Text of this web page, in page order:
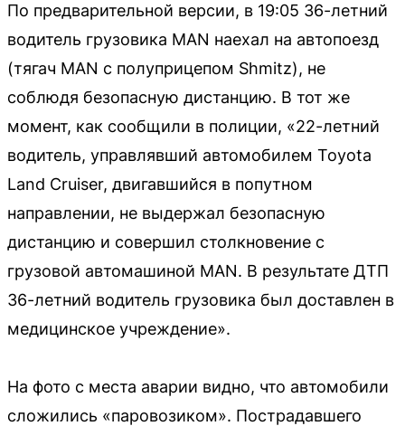
По предварительной версии, в 19:05 36-летний
водитель грузовика MAN наехал на автопоезд
(тягач MAN с полуприцепом Shmitz), не
соблюдя безопасную дистанцию. В тот же
момент, как сообщили в полиции, «22-летний
водитель, управлявший автомобилем Toyota
Land Cruiser, двигавшийся в попутном
направлении, не выдержал безопасную
дистанцию и совершил столкновение с
грузовой автомашиной MAN. В результате ДТП
36-летний водитель грузовика был доставлен в
медицинское учреждение».
На фото с места аварии видно, что автомобили
сложились «паровозиком». Пострадавшего